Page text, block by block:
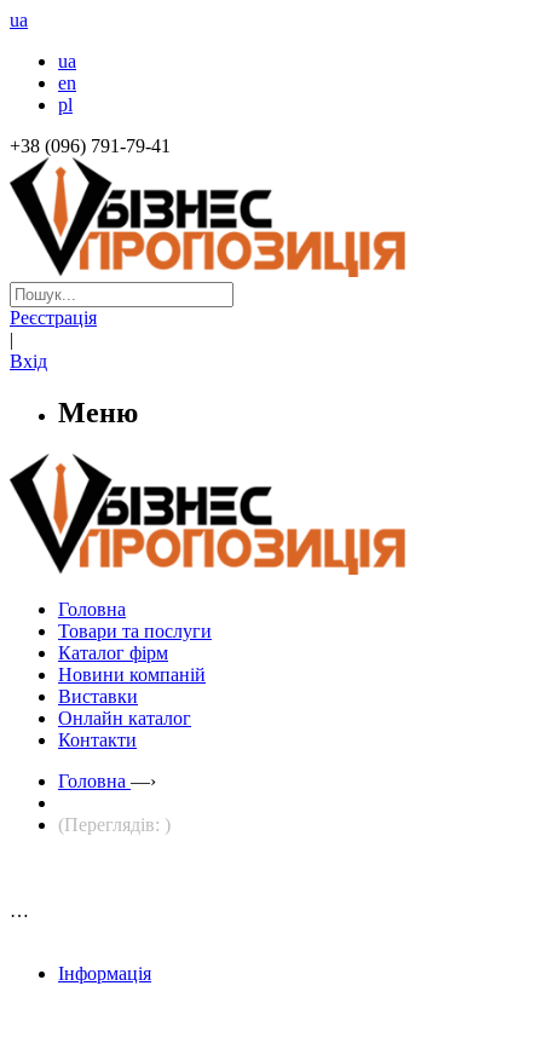
ua
ua
en
pl
+38 (096) 791-79-41
Реєстрація
|
Вхід
Меню
Головна
Товари та послуги
Каталог фірм
Новини компаній
Виставки
Онлайн каталог
Контакти
Головна —›
(Переглядів: )
…
Інформація